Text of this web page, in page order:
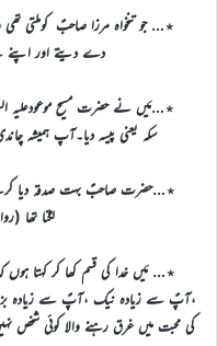
٭… جو تنخواہ مرزا صاحبؑ کوملتی
دے دیتے اور اپنے
٭…مَیں نے حضرت مسیح موعودعلیہ
سکہ یعنی پیسہ دیا۔آپ ہمیشہ
٭…حضرت صاحبؑ بہت صدقہ دیا کرتے
لگتا تھا
٭… مَیں خدا کی قسم کھا کر کہتا
،آپؑ سے زیادہ نیک ،آپؑ سے زیادہ
کی محبت میں غرق رہنے والا کوئی شخص